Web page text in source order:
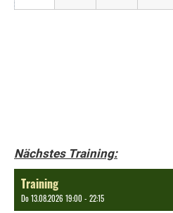
Nächstes Training:
Training
Do 13.08.2026 19:00 - 22:15